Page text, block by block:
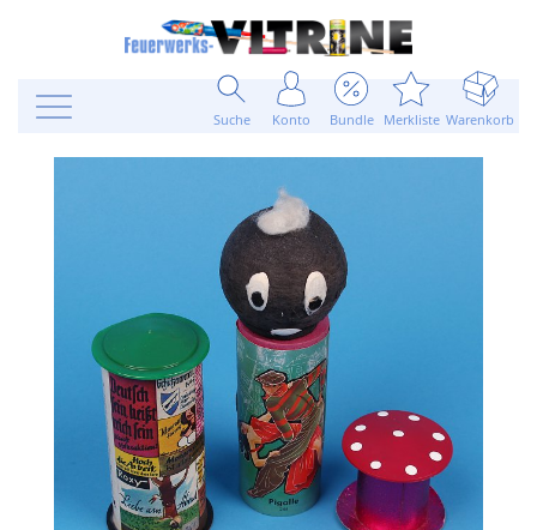
Suche Konto Bundle Merkliste Warenkorb